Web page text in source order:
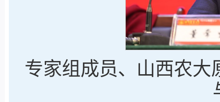
专家组成员、山西农